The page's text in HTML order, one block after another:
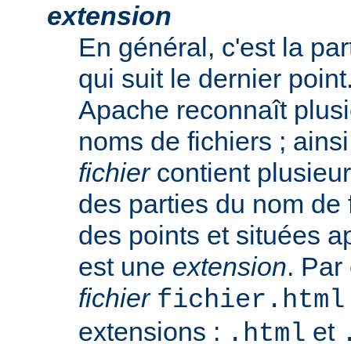
extension
En général, c'est la
qui suit le dernier
Apache reconnaît
noms de fichiers ;
fichiercontient
des parties du nom
des points et situées
est une extension.
fichier
extensions : .html et